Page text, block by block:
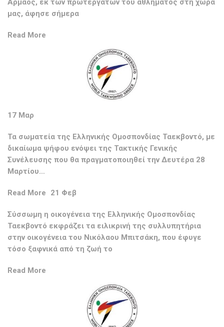
Αρμάος, εκ των πρωτεργατών του αθλήματος στη χώρα
μας, άφησε σήμερα
Read More
17 Μαρ
Τα σωματεία της Ελληνικής Ομοσπονδίας Ταεκβοντό, με
δικαίωμα ψήφου ενόψει της Τακτικής Γενικής
Συνέλευσης που θα πραγματοποιηθεί την Δευτέρα 28
Μαρτίου…
Read More 21 Φεβ
Σύσσωμη η οικογένεια της Ελληνικής Ομοσπονδίας
Ταεκβοντό εκφράζει τα ειλικρινή της συλλυπητήρια
στην οικογένεια του Νικόλαου Μπιτσάκη, που έφυγε
τόσο ξαφνικά από τη ζωή το
Read More